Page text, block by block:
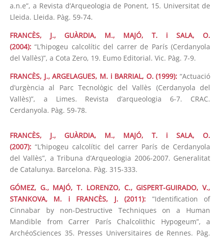
a.n.e”, a Revista d’Arqueologia de Ponent, 15. Universitat de
Lleida. Lleida. Pàg. 59-74.
FRANCÈS, J., GUÀRDIA, M., MAJÓ, T. i SALA, O.
(2004): “L’hipogeu calcolític del carrer de París (Cerdanyola
del Vallès)”, a Cota Zero, 19. Eumo Editorial. Vic. Pàg. 7-9.
FRANCÈS, J., ARGELAGUES, M. i BARRIAL, O. (1999): “Actuació
d’urgència al Parc Tecnològic del Vallès (Cerdanyola del
Vallès)”, a Limes. Revista d’arqueologia 6-7. CRAC.
Cerdanyola. Pàg. 59-78.
FRANCÈS, J., GUÀRDIA, M., MAJÓ, T. i SALA, O.
(2007): “L’hipogeu calcolític del carrer París de Cerdanyola
del Vallès”, a Tribuna d’Arqueologia 2006-2007. Generalitat
de Catalunya. Barcelona. Pàg. 315-333.
GÓMEZ, G., MAJÓ, T. LORENZO, C., GISPERT-GUIRADO, V.,
STANKOVA, M. i FRANCÈS, J. (2011): ”Identification of
Cinnabar by non-Destructive Techniques on a Human
Mandible from Carrer París Chalcolithic Hypogeum”, a
ArchéoSciences 35. Presses Universitaires de Rennes. Pàg.